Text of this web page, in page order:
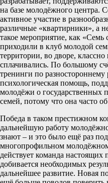
на базе молодёжного центра.
активное участие в
различные «квартирники», а
такое мероприятие, как
приходили в клуб молодой
территории, во дворе,
сплачивались. По большому
тренинги по
психологическая помощь,
молодёжи о государственных
семей, потому что она часто
Победа в таком престижном
дальнейшую работу
знают – и это было ещё раз
многопрофильном
действует команда настоящих
добивается необходимых
дальнейшее развитие. Новая